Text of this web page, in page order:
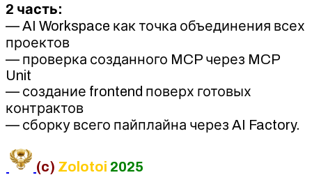
2 часть:
— AI Workspace как точка объединения всех
проектов
— проверка созданного MCP через MCP
Unit
— создание frontend поверх готовых
контрактов
— сборку всего пайплайна через AI Factory.
(c) Zolotoi 2025